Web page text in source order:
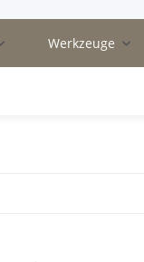
Werkzeuge